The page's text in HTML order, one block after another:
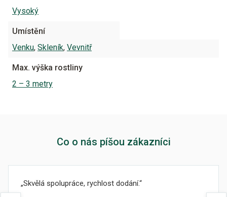
Vysoký
Umístění
Venku, Skleník, Vevnitř
Max. výška rostliny
2 – 3 metry
Co o nás píšou zákazníci
Skvělá spolupráce, rychlost dodání.